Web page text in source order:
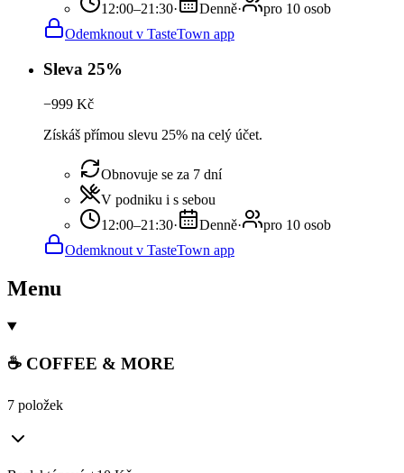
12:00–21:30· Denně·
pro 10 osob
Odemknout v TasteTown app
Sleva 25%
−999 Kč
Získáš přímou slevu 25% na celý účet.
Obnovuje se za 7 dní
V podniku i s sebou
12:00–21:30· Denně·
pro 10 osob
Odemknout v TasteTown app
Menu
☕ COFFEE & MORE
7 položek